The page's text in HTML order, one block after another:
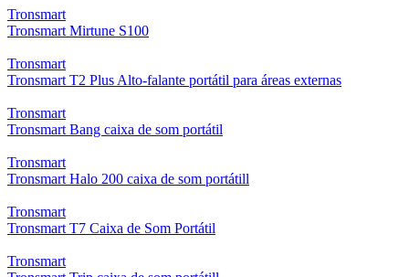
Tronsmart
Tronsmart Mirtune S100
Tronsmart
Tronsmart T2 Plus Alto-falante portátil para áreas externas
Tronsmart
Tronsmart Bang caixa de som portátil
Tronsmart
Tronsmart Halo 200 caixa de som portátill
Tronsmart
Tronsmart T7 Caixa de Som Portátil
Tronsmart